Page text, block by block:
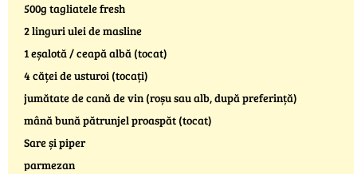
500g tagliatele fresh
2 linguri ulei de masline
1 eșalotă / ceapă albă (tocat)
4 căței de usturoi (tocați)
jumătate de cană de vin (roșu sau alb, după preferință)
mână bună pătrunjel proaspăt (tocat)
Sare și piper
parmezan